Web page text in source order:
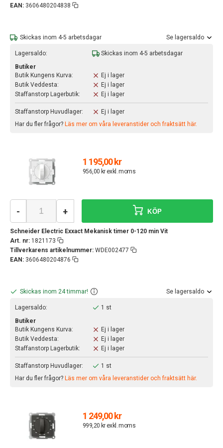
EAN: 3606480204838
Skickas inom 4-5 arbetsdagar Se lagersaldo
Lagersaldo:
Skickas inom 4-5 arbetsdagar
Butiker
Butik Kungens Kurva:
Ej i lager
Butik Veddesta:
Ej i lager
Staffanstorp Lagerbutik:
Ej i lager
Staffanstorp Huvudlager:
Ej i lager
Har du fler frågor? Läs mer om våra leveranstider och fraktsätt här.
1 195,00 kr
956,00 kr exkl. moms
Schneider Electric Exxact Mekanisk timer 0-120 min Vit
Art. nr: 1821173
Tillverkarens artikelnummer: WDE002477
EAN: 3606480204876
- + KÖP
Skickas inom 24 timmar! Se lagersaldo
Lagersaldo:
1 st
Butiker
Butik Kungens Kurva:
Ej i lager
Butik Veddesta:
Ej i lager
Staffanstorp Lagerbutik:
Ej i lager
Staffanstorp Huvudlager:
1 st
Har du fler frågor? Läs mer om våra leveranstider och fraktsätt här.
1 249,00 kr
999,20 kr exkl. moms